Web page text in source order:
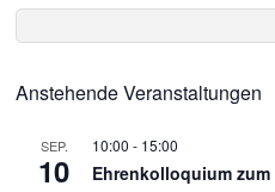
Anstehende Veranstaltungen
SEP.
10
10:00 - 15:00
Ehrenkolloquium